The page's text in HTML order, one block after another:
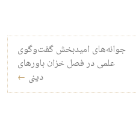
جوانه‌های امیدبخش گفت‌وگوی
علمی در فصل خزان باورهای
دینی ←